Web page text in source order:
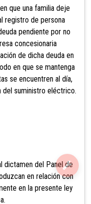
que una familia deje
registro de persona
pendiente por no
concesionaria
de dicha deuda en
en que se mantenga
se encuentren al día,
del suministro eléctrico.
dictamen del Panel de
en relación con
en la presente ley